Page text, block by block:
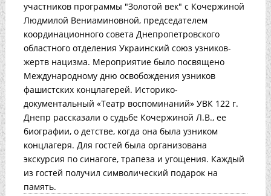
участников программы "Золотой век" с Кочержиной
Людмилой Вениаминовной, председателем
координационного совета Днепропетровского
областного отделения Украинский союз узников-
жертв нацизма. Мероприятие было посвящено
Международному дню освобождения узников
фашистских концлагерей. Историко-
документальный «Театр воспоминаний» УВК 122 г.
Днепр рассказали о судьбе Кочержиной Л.В., ее
биографии, о детстве, когда она была узником
концлагеря. Для гостей была организована
экскурсия по синагоге, трапеза и угощения. Каждый
из гостей получил символический подарок на
память.